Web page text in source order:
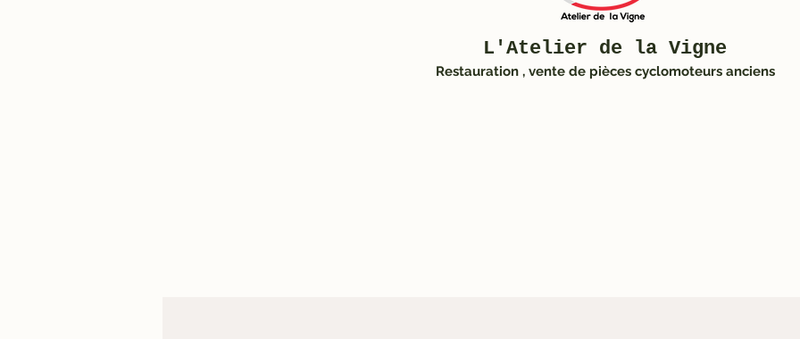
L'Atelier de la Vigne
Restauration , vente de pièces cyclomoteurs anciens